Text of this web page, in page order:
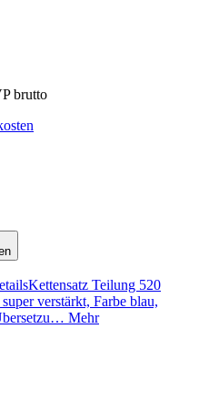
brutto
Teilung 520
verstärkt, Farbe blau,
Mehr